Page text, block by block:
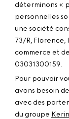
déterminons «
personnelles
une société
73/R,
commerce et
03031300159.
Pour pouvoir
avons besoin
avec des
du groupe